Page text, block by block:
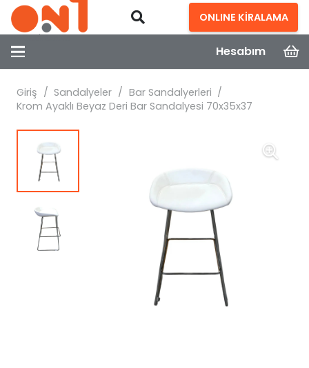
ONLINE KİRALAMA
Hesabım
Giriş / Sandalyeler / Bar Sandalyerleri /
Krom Ayaklı Beyaz Deri Bar Sandalyesi 70x35x37